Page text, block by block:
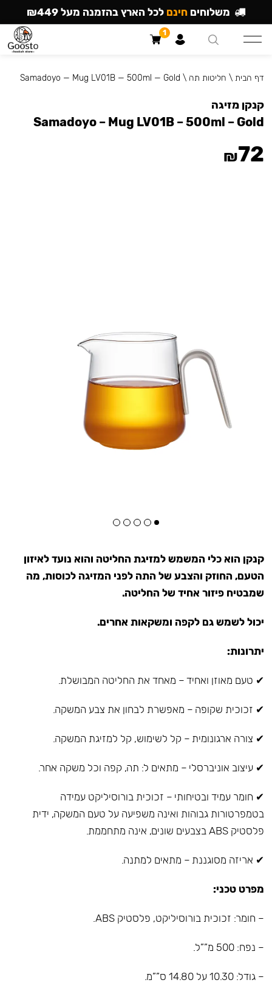
קנקן הוא כלי המשמש למזיגת החליטה והוא נועד לאיזון
הטעם, החוזק והצבע של התה לפני המזיגה לכוסות, מה
שמבטיח פיזור אחיד של החליטה.
יכול לשמש גם לקפה ומשקאות אחרים.
יתרונות:
✔ טעם מאוזן ואחיד – מאחד את החליטה המבושלת.
✔ זכוכית שקופה – מאפשרת לבחון את צבע המשקה.
✔ צורה ארגונומית – קל לשימוש, קל למזיגת המשקה.
✔ עיצוב אוניברסלי – מתאים ל: תה, קפה וכל משקה אחר.
✔ חומר עמיד ובטיחותי – זכוכית בורוסיליקט עמידה
בטמפרטורות גבוהות ואינה משפיעה על טעם המשקה, ידית
פלסטיק ABS בצבעים שונים, אינה מתחממת.
✔ אריזה מסוגננת – מתאים למתנה.
מפרט טכני:
– חומר: זכוכית בורוסיליקט, פלסטיק ABS.
– נפח: 500 מ””ל.
– גודל: 10.30 על 14.80 ס””מ.
דף הבית \ חליטות תה \
Samadoyo — Mug LV01B — 500ml — Gold
קנקן מזיגה
Samadoyo – Mug LV01B – 500ml – Gold
₪72
משלוחים חינם לכל הארץ בהזמנה מעל ₪449
1